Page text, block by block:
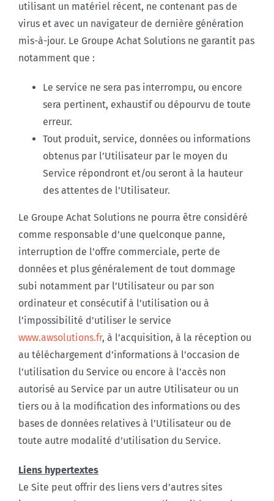
utilisant un matériel récent, ne contenant pas de
virus et avec un navigateur de dernière génération
mis-à-jour. Le Groupe Achat Solutions ne garantit pas
notamment que :
Le service ne sera pas interrompu, ou encore
sera pertinent, exhaustif ou dépourvu de toute
erreur.
Tout produit, service, données ou informations
obtenus par l’Utilisateur par le moyen du
Service répondront et/ou seront à la hauteur
des attentes de l’Utilisateur.
Le Groupe Achat Solutions ne pourra être considéré
comme responsable d’une quelconque panne,
interruption de l’offre commerciale, perte de
données et plus généralement de tout dommage
subi notamment par l’Utilisateur ou par son
ordinateur et consécutif à l’utilisation ou à
l’impossibilité d’utiliser le service
www.awsolutions.fr, à l’acquisition, à la réception ou
au téléchargement d’informations à l’occasion de
l’utilisation du Service ou encore à l’accès non
autorisé au Service par un autre Utilisateur ou un
tiers ou à la modification des informations ou des
bases de données relatives à l’Utilisateur ou de
toute autre modalité d’utilisation du Service.
Liens hypertextes
Le Site peut offrir des liens vers d’autres sites